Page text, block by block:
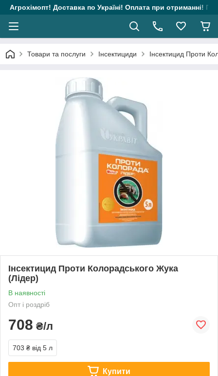
Агрохімопт! Доставка по Україні! Оплата при отриманні!
Товари та послуги Інсектициди Інсектицид Проти
Інсектицид Проти Колорадського Жука
(Лідер)
В наявності
Опт і роздріб
708 ₴/л
703 ₴ від 5 л
Купити